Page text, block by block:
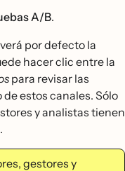
A/B.
por defecto la
hacer clic entre la
para revisar las
estos canales. Sólo
y analistas tienen
gestores y